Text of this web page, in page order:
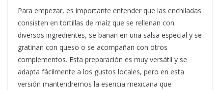
Para empezar, es importante entender que las enchiladas
consisten en tortillas de maíz que se rellenan con
diversos ingredientes, se bañan en una salsa especial y se
gratinan con queso o se acompañan con otros
complementos. Esta preparación es muy versátil y se
adapta fácilmente a los gustos locales, pero en esta
versión mantendremos la esencia mexicana que